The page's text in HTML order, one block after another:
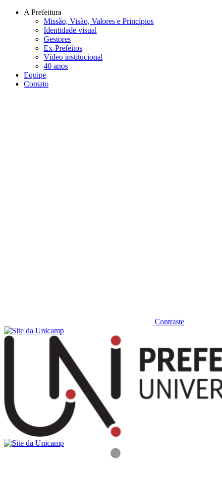
Conteúdo principal
A Prefeitura
Missão, Visão, Valores e Princípios
Identidade visual
Gestores
Ex-Prefeitos
Vídeo institucional
40 anos
Equipe
Contato
Contraste